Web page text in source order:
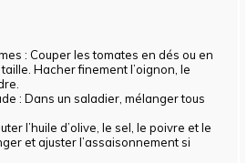
: Couper les tomates en dés ou en
Hacher finement l’oignon, le
: Dans un saladier, mélanger tous
l’huile d’olive, le sel, le poivre et le
et ajuster l’assaisonnement si